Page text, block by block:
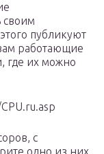
своим
публикуют
работающие
где их можно
с
одно из них